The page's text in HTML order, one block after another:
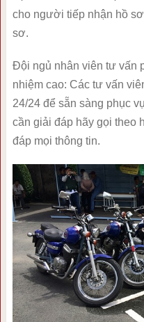
cho người tiếp nhận hồ
sơ.
Đội ngủ nhân viên tư vấn
nhiệm cao: Các tư vấn
24/24 để sẵn sàng phục
cần giải đáp hãy gọi theo
đáp mọi thông tin.